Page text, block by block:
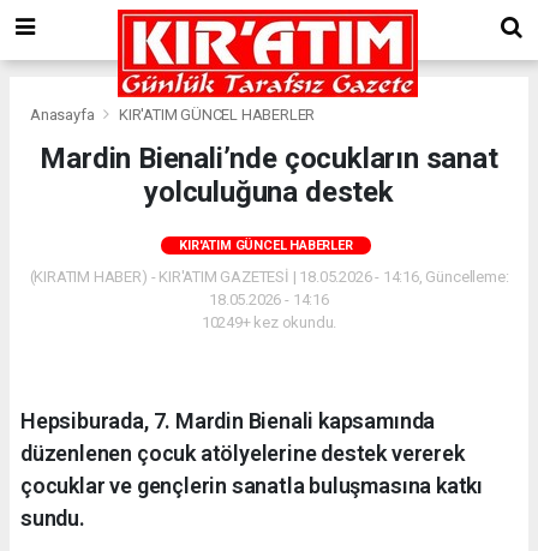
Anasayfa KIR'ATIM GÜNCEL HABERLER
Mardin Bienali’nde çocukların sanat
yolculuğuna destek
KIR'ATIM GÜNCEL HABERLER
(KIRATIM HABER) - KIR'ATIM GAZETESİ | 18.05.2026 - 14:16, Güncelleme:
18.05.2026 - 14:16
10249+ kez okundu.
Hepsiburada, 7. Mardin Bienali kapsamında
düzenlenen çocuk atölyelerine destek vererek
çocuklar ve gençlerin sanatla buluşmasına katkı
sundu.